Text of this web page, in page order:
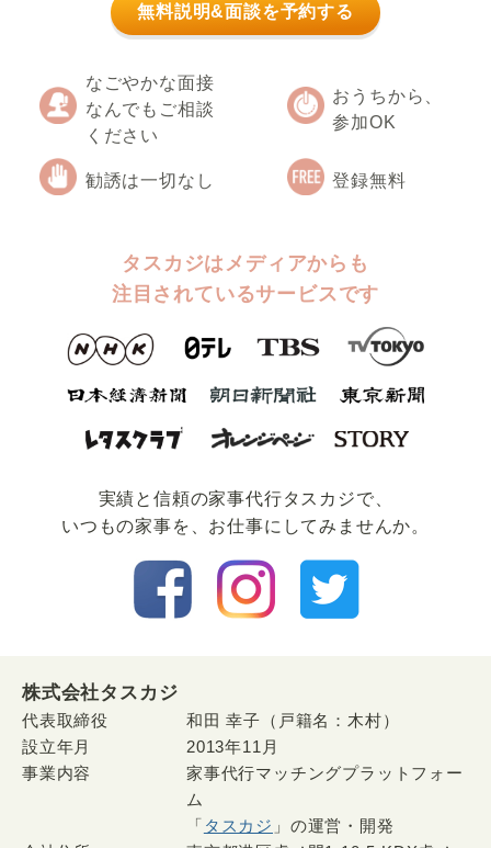
無料説明&面談を予約する
なごやかな面接
なんでもご相談
ください
おうちから、
参加OK
勧誘は一切なし 登録無料
タスカジはメディアからも
注目されているサービスです
実績と信頼の家事代⾏タスカジで、
いつもの家事を、お仕事にしてみませんか。
株式会社タスカジ
代表取締役
和田 幸子（戸籍名：木村）
設立年月
2013年11月
事業内容
家事代行マッチングプラットフォー
ム
「 タスカジ 」の運営・開発